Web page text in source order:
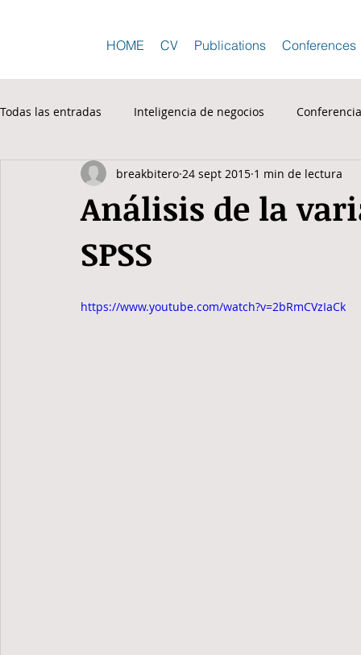
HOME CV Publications Conferences
Todas las entradas Inteligencia de negocios
Análisis de la
SPSS
breakbitero 24 sept 2015 1 min de lectura
https://www.youtube.com/watch?v=2bRmCVzIaCk